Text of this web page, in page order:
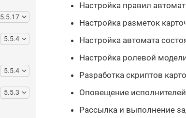
5.5.17
5.5.4
5.5.4
5.5.3
Настройка правил
Настройка разметок
Настройка автомата
Настройка ролевой
Разработка скриптов
Оповещение
Рассылка и выполнение